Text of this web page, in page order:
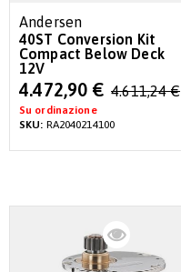
Andersen
40ST Conversion Kit
Compact Below Deck
12V
Special
Price
4.472,90 € 4.611,24 €
Su ordinazione
SKU: RA2040214100